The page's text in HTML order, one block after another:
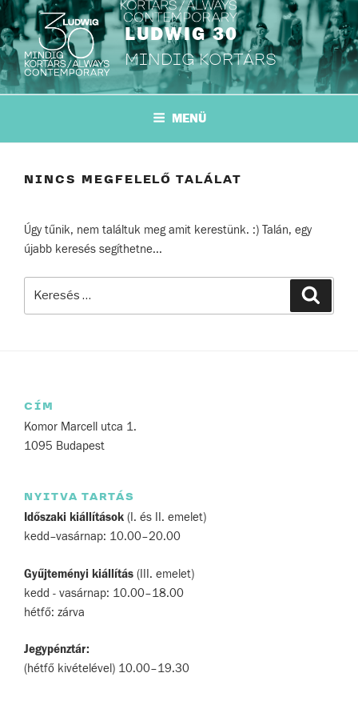
Tartalomhoz
LUDWIG 30
MINDIG KORTÁRS
MENÜ
NINCS MEGFELELŐ TALÁLAT
Úgy tűnik, nem találtuk meg amit kerestünk. :) Talán, egy
újabb keresés segíthetne...
CÍM
Komor Marcell utca 1.
1095 Budapest
NYITVA TARTÁS
Időszaki kiállítások (I. és II. emelet)
kedd–vasárnap: 10.00–20.00
Gyűjteményi kiállítás (III. emelet)
kedd - vasárnap: 10.00–18.00
hétfő: zárva
Jegypénztár:
(hétfő kivételével) 10.00–19.30